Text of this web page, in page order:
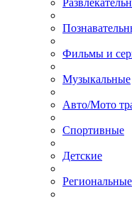
Фильмы и
Музыкальные
Авто/Мото
Спортивные
Детские
Региональные